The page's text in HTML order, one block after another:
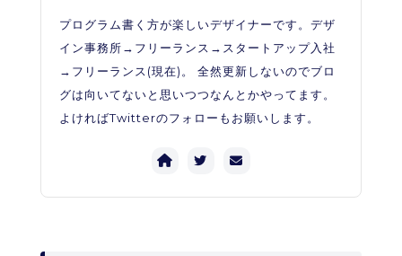
プログラム書く方が楽しいデザイナーです。デザ
イン事務所→フリーランス→スタートアップ入社
→フリーランス(現在)。 全然更新しないのでブロ
グは向いてないと思いつつなんとかやってます。
よければTwitterのフォローもお願いします。